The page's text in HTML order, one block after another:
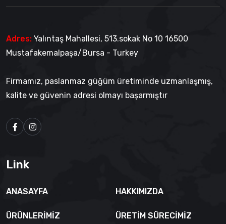
Adres: Yalıntaş Mahallesi, 513.sokak No 10 16500
Mustafakemalpaşa/Bursa - Turkey
Firmamız, paslanmaz güğüm üretiminde uzmanlaşmış,
kalite ve güvenin adresi olmayı başarmıştır
Link
ANASAYFA HAKKIMIZDA
ÜRÜNLERIMIZ ÜRETIM SÜRECIMIZ